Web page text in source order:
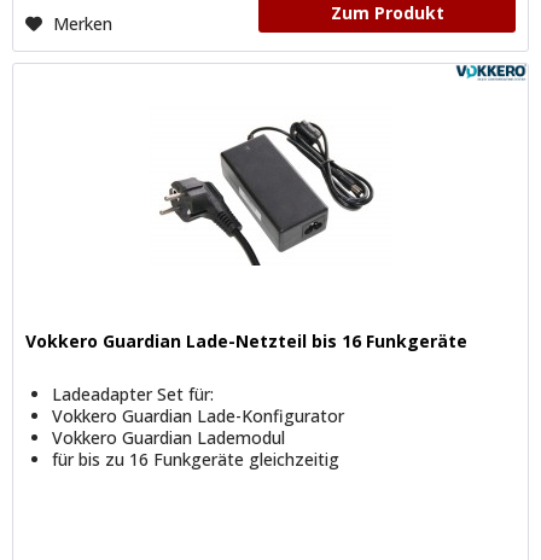
Merken Zum Produkt
Vokkero Guardian Lade-Netzteil bis 16 Funkgeräte
Ladeadapter Set für:
Vokkero Guardian Lade-Konfigurator
Vokkero Guardian Lademodul
für bis zu 16 Funkgeräte gleichzeitig